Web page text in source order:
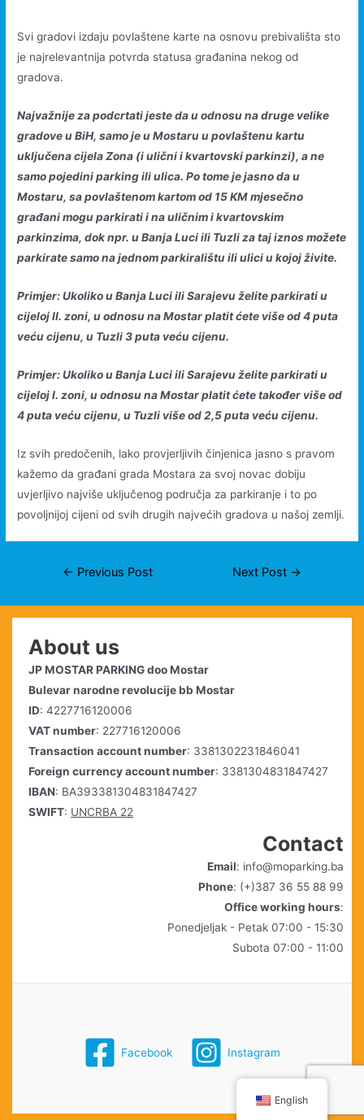
Svi gradovi izdaju povlaštene karte na osnovu prebivališta sto
je najrelevantnija potvrda statusa građanina nekog od
gradova.
Najvažnije za podcrtati jeste da u odnosu na druge velike
gradove u BiH, samo je u Mostaru u povlaštenu kartu
uključena cijela Zona (i ulični i kvartovski parkinzi), a ne
samo pojedini parking ili ulica. Po tome je jasno da u
Mostaru, sa povlaštenom kartom od 15 KM mjesečno
građani mogu parkirati i na uličnim i kvartovskim
parkinzima, dok npr. u Banja Luci ili Tuzli za taj iznos možete
parkirate samo na jednom parkiralištu ili ulici u kojoj živite.
Primjer: Ukoliko u Banja Luci ili Sarajevu želite parkirati u
cijeloj II. zoni, u odnosu na Mostar platit ćete više od 4 puta
veću cijenu, u Tuzli 3 puta veću cijenu.
Primjer: Ukoliko u Banja Luci ili Sarajevu želite parkirati u
cijeloj I. zoni, u odnosu na Mostar platit ćete također više od
4 puta veću cijenu, u Tuzli više od 2,5 puta veću cijenu.
Iz svih predočenih, lako provjerljivih činjenica jasno s pravom
kažemo da građani grada Mostara za svoj novac dobiju
uvjerljivo najviše uključenog područja za parkiranje i to po
povoljnijoj cijeni od svih drugih najvećih gradova u našoj zemlji.
Post← Previous Post Next Post →
About us
JP MOSTAR PARKING doo Mostar
Bulevar narodne revolucije bb Mostar
ID: 4227716120006
VAT number: 227716120006
Transaction account number: 3381302231846041
Foreign currency account number: 3381304831847427
IBAN: BA393381304831847427
SWIFT: UNCRBA 22
Contact
Email: info@moparking.ba
Phone: (+)387 36 55 88 99
Office working hours:
Ponedjeljak - Petak 07:00 - 15:30
Subota 07:00 - 11:00
Facebook Instagram
English